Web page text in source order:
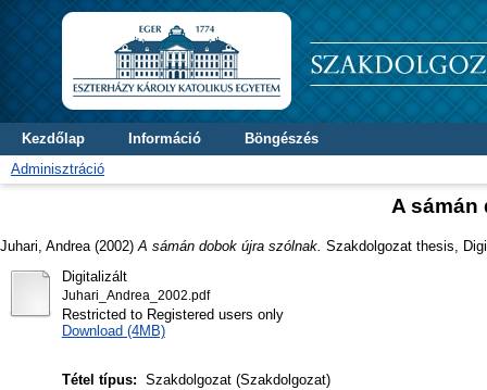
Kezdőlap Információ
Böngészés
Adminisztráció
A sámán
Juhari, Andrea (2002) A sámán dobok újra szólnak. Szakdolgozat thesis,
Digitalizált
Juhari_Andrea_2002.pdf
Restricted to Registered users only
Download (4MB)
Tétel típus: Szakdolgozat (Szakdolgozat)